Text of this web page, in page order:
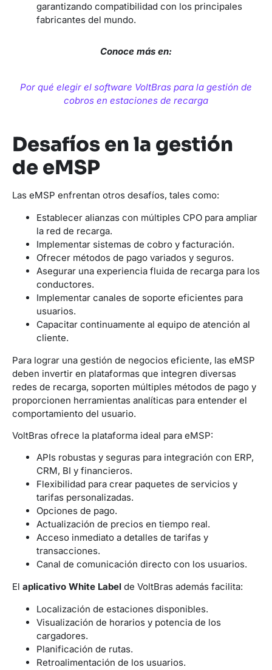
garantizando compatibilidad con los principales
fabricantes del mundo.
Conoce más en:
Por qué elegir el software VoltBras para la gestión de
cobros en estaciones de recarga
Desafíos en la gestión
de eMSP
Las eMSP enfrentan otros desafíos, tales como:
Establecer alianzas con múltiples CPO para ampliar
la red de recarga.
Implementar sistemas de cobro y facturación.
Ofrecer métodos de pago variados y seguros.
Asegurar una experiencia fluida de recarga para los
conductores.
Implementar canales de soporte eficientes para
usuarios.
Capacitar continuamente al equipo de atención al
cliente.
Para lograr una gestión de negocios eficiente, las eMSP
deben invertir en plataformas que integren diversas
redes de recarga, soporten múltiples métodos de pago y
proporcionen herramientas analíticas para entender el
comportamiento del usuario.
VoltBras ofrece la plataforma ideal para eMSP:
APIs robustas y seguras para integración con ERP,
CRM, BI y financieros.
Flexibilidad para crear paquetes de servicios y
tarifas personalizadas.
Opciones de pago.
Actualización de precios en tiempo real.
Acceso inmediato a detalles de tarifas y
transacciones.
Canal de comunicación directo con los usuarios.
El aplicativo White Label de VoltBras además facilita:
Localización de estaciones disponibles.
Visualización de horarios y potencia de los
cargadores.
Planificación de rutas.
Retroalimentación de los usuarios.